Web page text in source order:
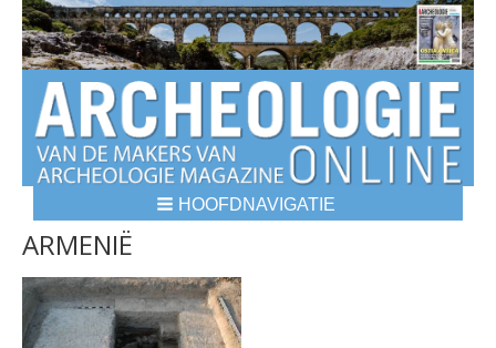
HOOFDNAVIGATIE
BREADCRUMBS
ARMENIË